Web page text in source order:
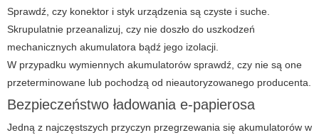
Sprawdź, czy konektor i styk urządzenia są czyste i suche.
Skrupulatnie przeanalizuj, czy nie doszło do uszkodzeń
mechanicznych akumulatora bądź jego izolacji.
W przypadku wymiennych akumulatorów sprawdź, czy nie są one
przeterminowane lub pochodzą od nieautoryzowanego producenta.
Bezpieczeństwo ładowania e-papierosa
Jedną z najczęstszych przyczyn przegrzewania się akumulatorów w